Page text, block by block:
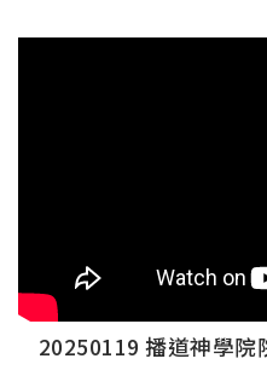
20250119 播道神學院